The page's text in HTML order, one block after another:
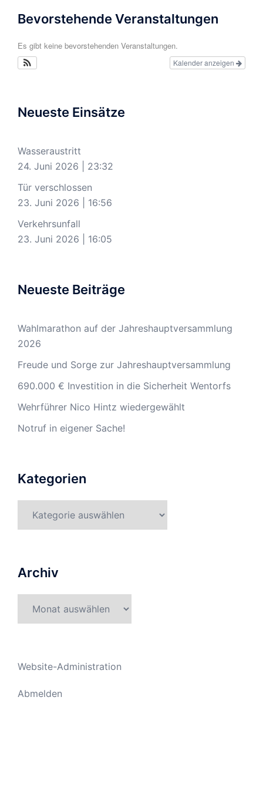
Bevorstehende Veranstaltungen
Es gibt keine bevorstehenden Veranstaltungen.
Kalender anzeigen
Neueste Einsätze
Wasseraustritt
24. Juni 2026
23:32
Tür verschlossen
23. Juni 2026
16:56
Verkehrsunfall
23. Juni 2026
16:05
Neueste Beiträge
Wahlmarathon auf der Jahreshauptversammlung
2026
Freude und Sorge zur Jahreshauptversammlung
690.000 € Investition in die Sicherheit Wentorfs
Wehrführer Nico Hintz wiedergewählt
Notruf in eigener Sache!
Kategorien
Archiv
Website-Administration
Abmelden